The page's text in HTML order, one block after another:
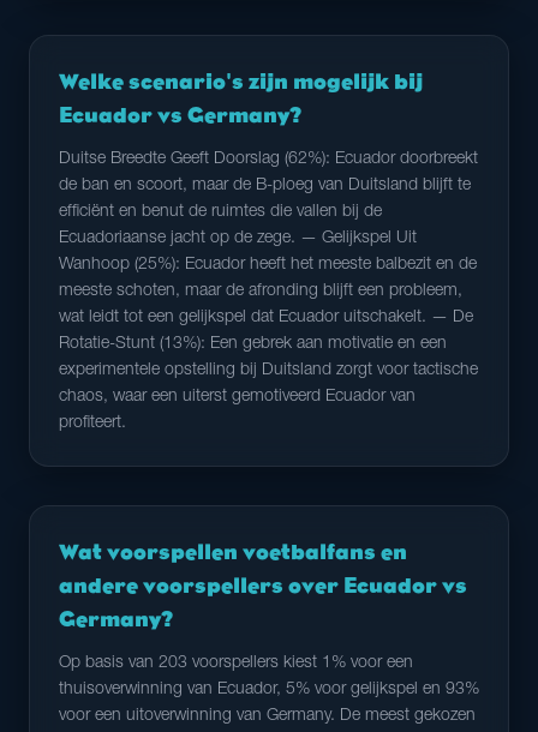
Welke scenario's zijn mogelijk bij
Ecuador vs Germany?
Duitse Breedte Geeft Doorslag (62%): Ecuador doorbreekt
de ban en scoort, maar de B-ploeg van Duitsland blijft te
efficiënt en benut de ruimtes die vallen bij de
Ecuadoriaanse jacht op de zege. — Gelijkspel Uit
Wanhoop (25%): Ecuador heeft het meeste balbezit en de
meeste schoten, maar de afronding blijft een probleem,
wat leidt tot een gelijkspel dat Ecuador uitschakelt. — De
Rotatie-Stunt (13%): Een gebrek aan motivatie en een
experimentele opstelling bij Duitsland zorgt voor tactische
chaos, waar een uiterst gemotiveerd Ecuador van
profiteert.
Wat voorspellen voetbalfans en
andere voorspellers over Ecuador vs
Germany?
Op basis van 203 voorspellers kiest 1% voor een
thuisoverwinning van Ecuador, 5% voor gelijkspel en 93%
voor een uitoverwinning van Germany. De meest gekozen